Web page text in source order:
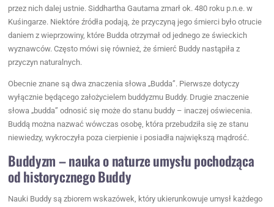
przez nich dalej ustnie. Siddhartha Gautama zmarł ok. 480 roku p.n.e. w
Kuśingarze. Niektóre źródła podają, że przyczyną jego śmierci było otrucie
daniem z wieprzowiny, które Budda otrzymał od jednego ze świeckich
wyznawców. Często mówi się również, że śmierć Buddy nastąpiła z
przyczyn naturalnych.
Obecnie znane są dwa znaczenia słowa „Budda”. Pierwsze dotyczy
wyłącznie będącego założycielem buddyzmu Buddy. Drugie znaczenie
słowa „budda” odnosić się może do stanu buddy – inaczej oświecenia.
Buddą można nazwać wówczas osobę, która przebudziła się ze stanu
niewiedzy, wykroczyła poza cierpienie i posiadła największą mądrość.
Buddyzm – nauka o naturze umysłu pochodząca
od historycznego Buddy
Nauki Buddy są zbiorem wskazówek, który ukierunkowuje umysł każdego